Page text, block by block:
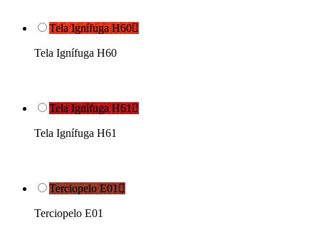
Tela Ignífuga H60
Tela Ignífuga H60
Tela Ignífuga H61
Tela Ignífuga H61
Terciopelo E01 
Terciopelo E01